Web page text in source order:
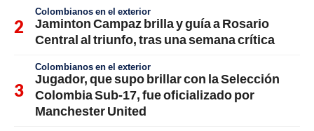
Colombianos en el exterior
Jaminton Campaz brilla y guía a Rosario
Central al triunfo, tras una semana crítica
Colombianos en el exterior
Jugador, que supo brillar con la Selección
Colombia Sub-17, fue oficializado por
Manchester United